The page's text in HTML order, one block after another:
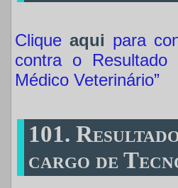
Cliqueaqui para
contra o
Médico Veterinário”
101.
cargo de